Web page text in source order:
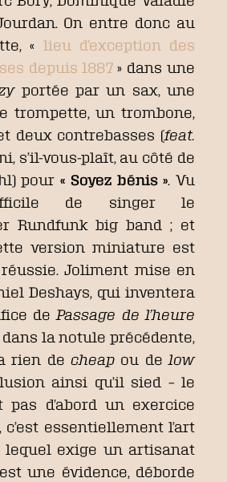
On entre donc au
« lieu d’exception des
depuis 1887» dans une
portée par un sax, une
trompette, un trombone,
deux contrebasses (feat.
s’il-vous-plaît, au côté de
pour« Soyez bénis ». Vu
de singer le
Rundfunk big band ; et
version miniature est
Joliment mise en
Deshays, qui inventera
de Passage de l’heure
dans la notule précédente,
rien de cheapou de low
ainsi qu’il sied – le
pas d’abord un exercice
essentiellement l’art
lequel exige un artisanat
une évidence, déborde